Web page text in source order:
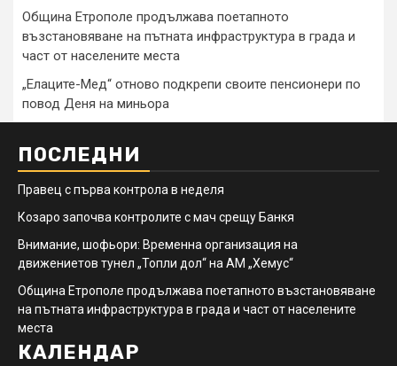
Община Етрополе продължава поетапното
възстановяване на пътната инфраструктура в града и
част от населените места
„Елаците-Мед“ отново подкрепи своите пенсионери по
повод Деня на миньора
ПОСЛЕДНИ
Правец с първа контрола в неделя
Козаро започва контролите с мач срещу Банкя
Внимание, шофьори: Временна организация на
движениетов тунел „Топли дол“ на АМ „Хемус“
Община Етрополе продължава поетапното възстановяване
на пътната инфраструктура в града и част от населените
места
КАЛЕНДАР